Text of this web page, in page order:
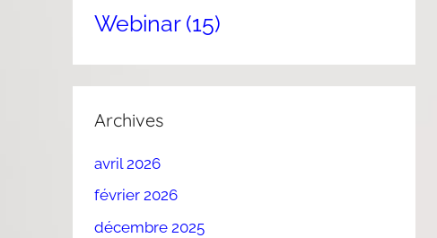
Webinar(15)
Archives
avril 2026
février 2026
décembre 2025